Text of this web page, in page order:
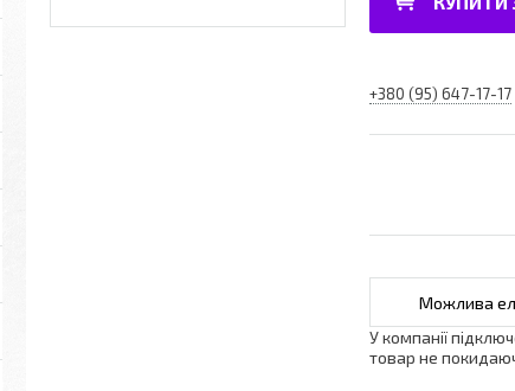
+380 (95) 647-17-17
У компанії
товар не